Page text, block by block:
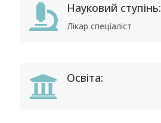
 Науковий ступінь:
Лікар спеціаліст
 Освіта: